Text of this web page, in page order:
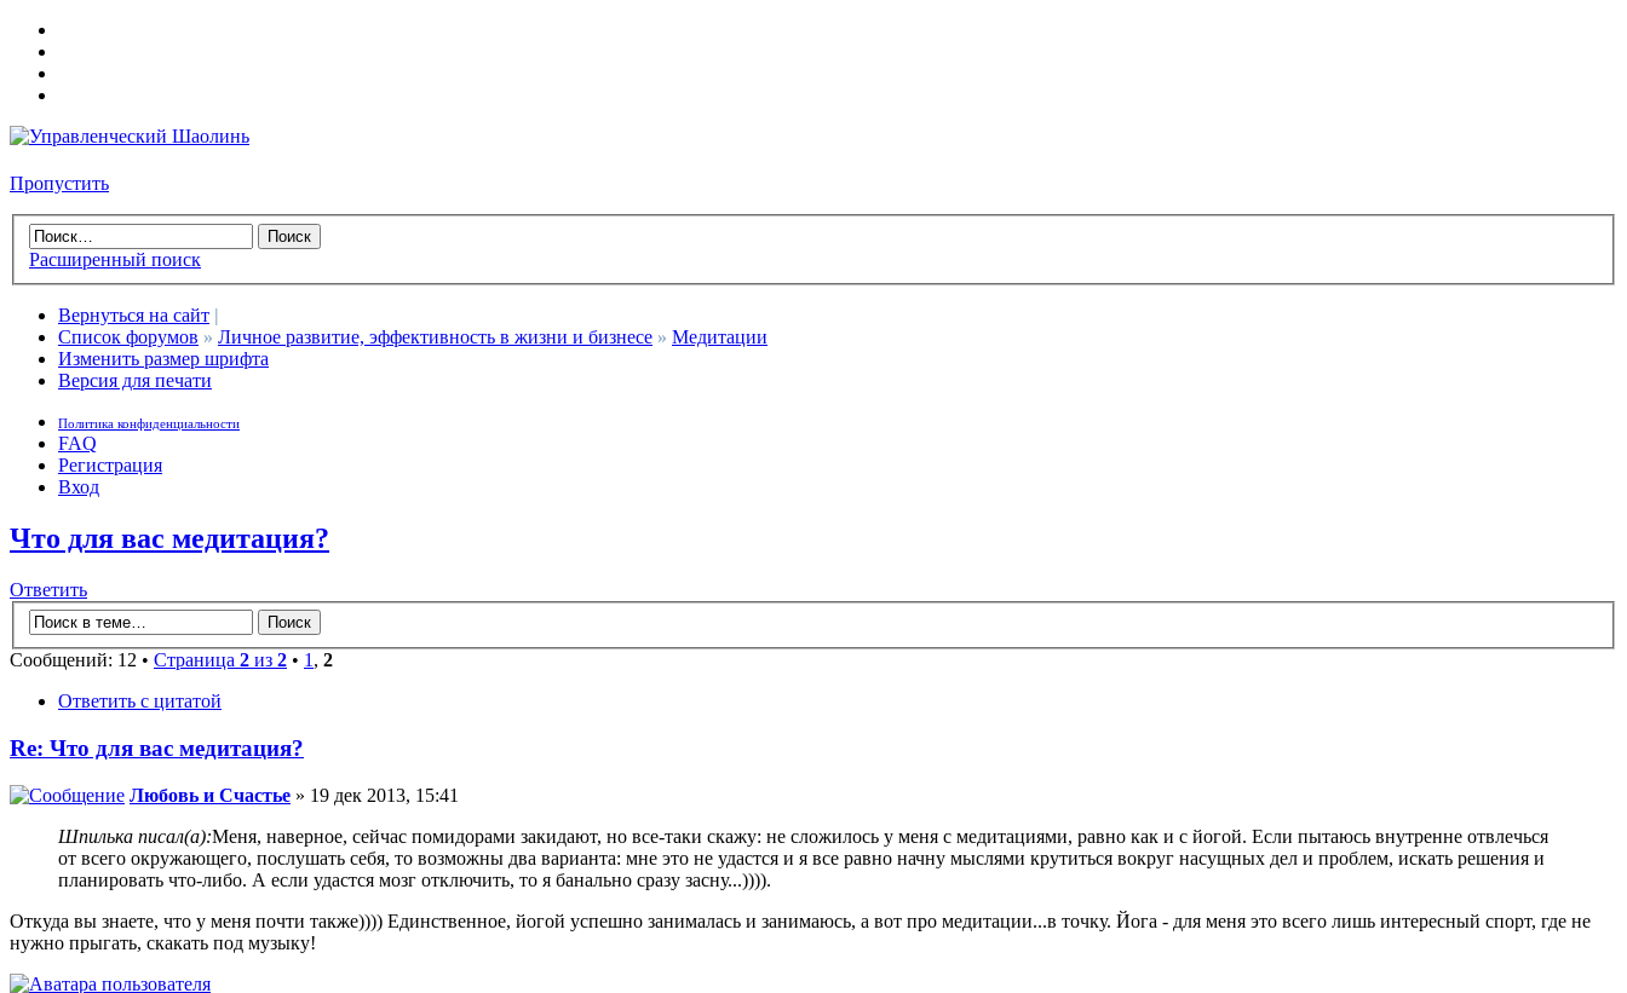
Пропустить
Расширенный поиск
Вернуться на сайт |
Список форумов » Личное развитие, эффективность в жизни и бизнесе » Медитации
Изменить размер шрифта
Версия для печати
Политика конфиденциальности
FAQ
Регистрация
Вход
Что для вас медитация?
Ответить
Сообщений: 12 • Страница 2 из 2 • 1, 2
Ответить с цитатой
Re: Что для вас медитация?
Любовь и Счастье » 19 дек 2013, 15:41
Шпилька писал(а):Меня, наверное, сейчас помидорами закидают, но все-таки скажу: не сложилось у меня с медитациями, равно как и с йогой. Если пытаюсь внутренне отвлечься
от всего окружающего, послушать себя, то возможны два варианта: мне это не удастся и я все равно начну мыслями крутиться вокруг насущных дел и проблем, искать решения и
планировать что-либо. А если удастся мозг отключить, то я банально сразу засну...)))).
Откуда вы знаете, что у меня почти также)))) Единственное, йогой успешно занималась и занимаюсь, а вот про медитации...в точку. Йога - для меня это всего лишь интересный спорт, где не
нужно прыгать, скакать под музыку!